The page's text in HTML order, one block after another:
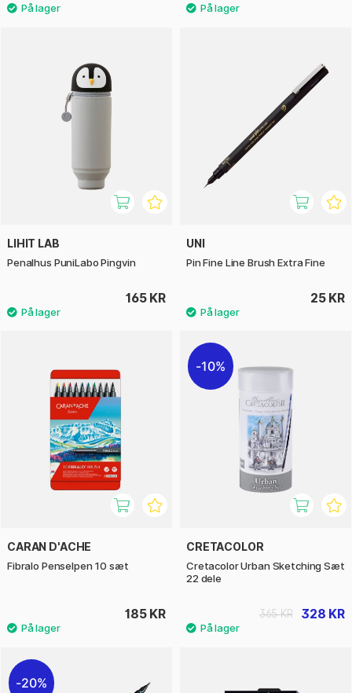
LIHIT LAB
Penalhus PuniLabo Pingvin
165 KR
UNI
Pin Fine Line Brush Extra Fine
25 KR
CARAN D'ACHE
Fibralo Penselpen 10 sæt
185 KR
10%
CRETACOLOR
Cretacolor Urban Sketching Sæt
22 dele
328 KR
365 KR
20%